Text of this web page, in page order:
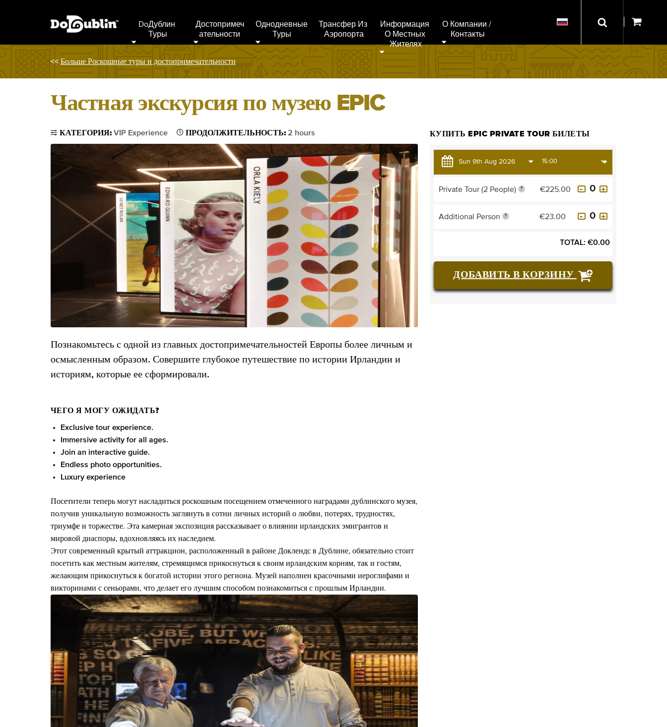
DoДублин
Туры
Достопримеч
Ательности
Однодневные
Туры
Трансфер Из
Аэропорта
Информация
О Местных
Жителях
О Компании /
Контакты
<< Больше Роскошные туры и достопримечательности
Частная экскурсия по музею EPIC
КАТЕГОРИЯ: VIP Experience ПРОДОЛЖИТЕЛЬНОСТЬ: 2 hours
Познакомьтесь с одной из главных достопримечательностей Европы более личным и
осмысленным образом. Совершите глубокое путешествие по истории Ирландии и
историям, которые ее сформировали.
ЧЕГО Я МОГУ ОЖИДАТЬ?
Exclusive tour experience.
Immersive activity for all ages.
Join an interactive guide.
Endless photo opportunities.
Luxury experience
Посетители теперь могут насладиться роскошным посещением отмеченного наградами дублинского музея,
получив уникальную возможность заглянуть в сотни личных историй о любви, потерях, трудностях,
триумфе и торжестве. Эта камерная экспозиция рассказывает о влиянии ирландских эмигрантов и
мировой диаспоры, вдохновляясь их наследием.
Этот современный крытый аттракцион, расположенный в районе Доклендс в Дублине, обязательно стоит
посетить как местным жителям, стремящимся прикоснуться к своим ирландским корням, так и гостям,
желающим прикоснуться к богатой истории этого региона. Музей наполнен красочными иероглифами и
викторинами с сеньорами, что делает его лучшим способом познакомиться с прошлым Ирландии.
КУПИТЬ EPIC PRIVATE TOUR БИЛЕТЫ
Private Tour (2 People) ? €225.00
Additional Person ? €23.00
TOTAL: €0.00
ДОБАВИТЬ В КОРЗИНУ